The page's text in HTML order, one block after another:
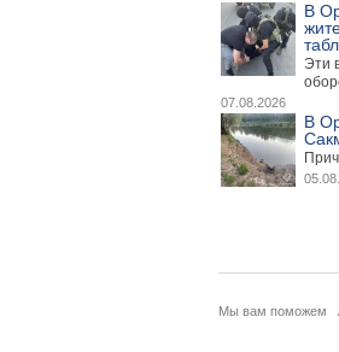
В
Эти
07.08.2026
В
Мы вам поможем